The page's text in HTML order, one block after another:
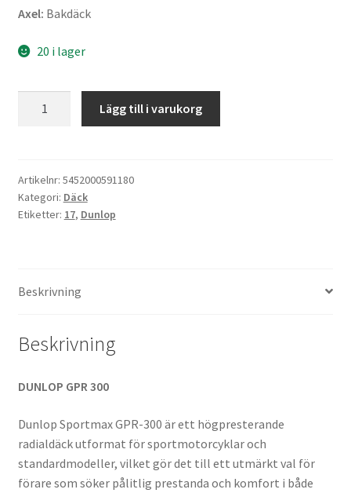
Axel: Bakdäck
20 i lager
R
17
66H
Lägg till i varukorg
Artikelnr: 5452000591180
Kategori: Däck
Etiketter: 17, Dunlop
Beskrivning
Beskrivning
DUNLOP GPR 300
Dunlop Sportmax GPR-300 är ett högpresterande
radialdäck utformat för sportmotorcyklar och
standardmodeller, vilket gör det till ett utmärkt val för
förare som söker pålitlig prestanda och komfort i både